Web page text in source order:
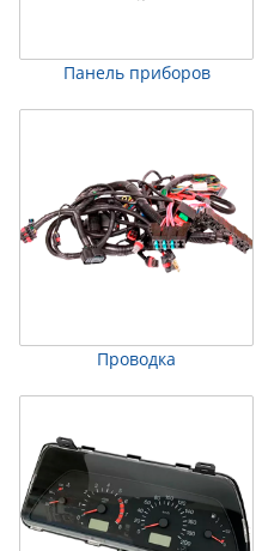
Панель приборов
Проводка